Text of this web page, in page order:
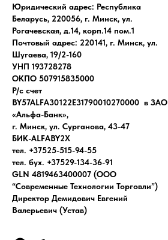
Юридический адрес: Республика
Беларусь, 220056, г. Минск, ул.
Рогачевская, д.14, корп.14 пом.1
Почтовый адрес: 220141, г. Минск, ул.
Шугаева, 19/2-160
УНП 193728278
ОКПО 507915835000
Р/с счет
BY57ALFA30122E31790010270000 в ЗАО
«Альфа-Банк»,
г. Минск, ул. Сурганова, 43-47
БИК-ALFABY2X
тел. +37525-515-94-55
тел. бух. +37529-134-36-91
GLN 4819463400007 (ООО
“Современные Технологии Торговли”)
Директор Демидович Евгений
Валерьевич (Устав)